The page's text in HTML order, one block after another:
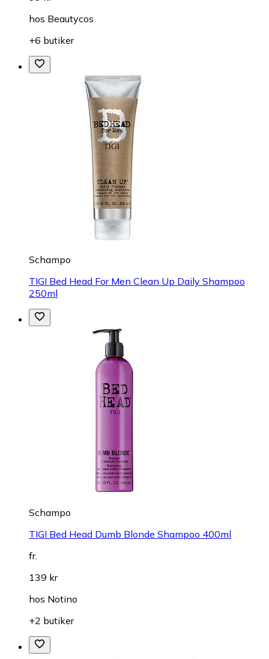
hos Beautycos
+6 butiker
Schampo
TIGI Bed Head For Men Clean Up Daily Shampoo
250ml
Schampo
TIGI Bed Head Dumb Blonde Shampoo 400ml
fr.
139 kr
hos Notino
+2 butiker